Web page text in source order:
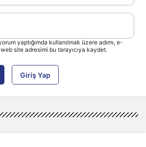
yaptığımda kullanılmak üzere adımı, e-
site adresimi bu tarayıcıya kaydet.
Giriş Yap